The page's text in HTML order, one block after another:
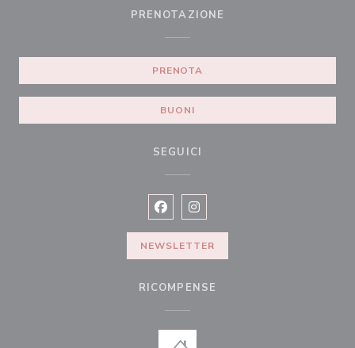
PRENOTAZIONE
PRENOTA
BUONI
SEGUICI
Facebook ((apre una nuova
Instagram ((apre una nuova
NEWSLETTER
RICOMPENSE